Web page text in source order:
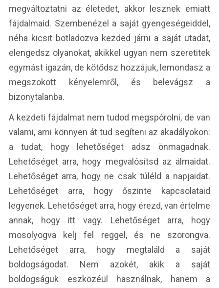
megváltoztatni az életedet, akkor lesznek emiatt
fájdalmaid. Szembenézel a saját gyengeségeiddel,
néha kicsit botladozva kezded járni a saját utadat,
elengedsz olyanokat, akikkel ugyan nem szeretitek
egymást igazán, de kötődsz hozzájuk, lemondasz a
megszokott kényelemről, és belevágsz a
bizonytalanba.
A kezdeti fájdalmat nem tudod megspórolni, de van
valami, ami könnyen át tud segíteni az akadályokon:
a tudat, hogy lehetőséget adsz önmagadnak.
Lehetőséget arra, hogy megvalósítsd az álmaidat.
Lehetőséget arra, hogy ne csak túléld a napjaidat.
Lehetőséget arra, hogy őszinte kapcsolataid
legyenek. Lehetőséget arra, hogy érezd, van értelme
annak, hogy itt vagy. Lehetőséget arra, hogy
mosolyogva kelj fel reggel, és ne szorongva.
Lehetőséget arra, hogy megtaláld a saját
boldogságodat. Nem azokét, akik a saját
boldogságuk eszközéül használnak, hanem a